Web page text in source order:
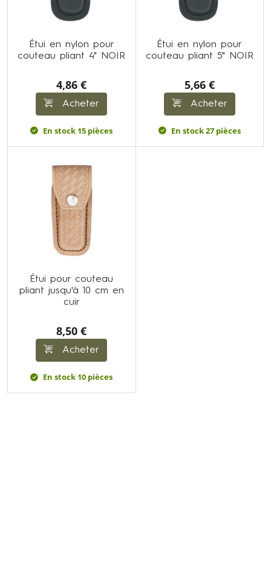
Étui en nylon pour
couteau pliant 4" NOIR
4,86 €
Acheter
En stock 15 pièces
Étui en nylon pour
couteau pliant 5" NOIR
5,66 €
Acheter
En stock 27 pièces
Étui pour couteau
pliant jusqu'à 10 cm en
cuir
8,50 €
Acheter
En stock 10 pièces